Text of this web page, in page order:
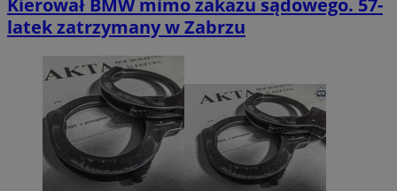
latek zatrzymany w Zabrzu